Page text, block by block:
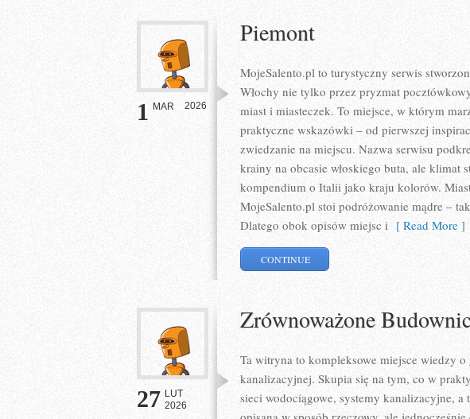
1 MAR 2026
Piemont
MojeSalento.pl to turystyczny serwis
Włochy nie tylko przez pryzmat
miast i miasteczek. To miejsce, w którym
praktyczne wskazówki – od pierwszej
zwiedzanie na miejscu. Nazwa serwisu
krainy na obcasie włoskiego buta, ale klimat
kompendium o Italii jako kraju kolorów.
MojeSalento.pl stoi podróżowanie mądre –
Dlatego obok opisów miejsc i [ Read More ]
CONTINUE
27 LUT
2026
Zrównoważone
Ta witryna to kompleksowe miejsce wiedzy
kanalizacyjnej. Skupia się na tym, co w
sieci wodociągowe, systemy kanalizacyjne, a